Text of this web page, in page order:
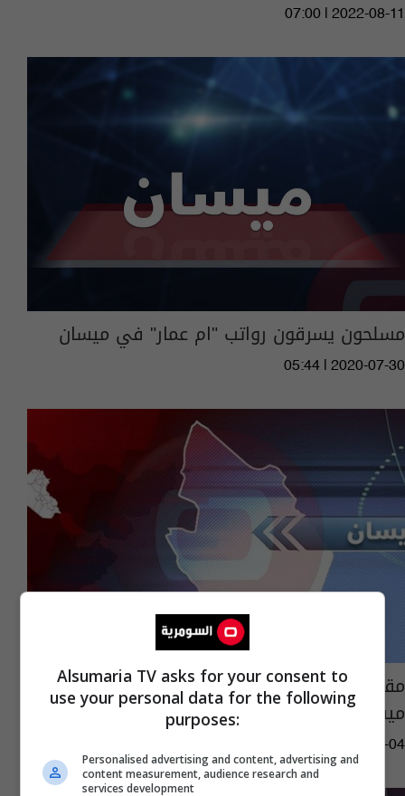
07:00 | 2022-08-11
مسلحون يسرقون رواتب "ام عمار" في ميسان
05:44 | 2020-07-30
مقتل وإصابة ثلاثة اشخاص بنزاع عشائري في
ميسان
11:56 | 2018-10-04
Alsumaria TV asks for your consent to
use your personal data for the following
purposes:
Personalised advertising and content, advertising and
content measurement, audience research and
services development